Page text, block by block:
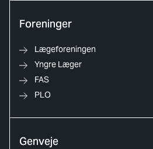
Foreninger
Lægeforeningen
Yngre Læger
FAS
PLO
Genveje